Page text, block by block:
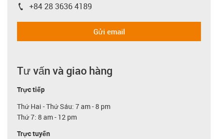
igus-icon-phone
+84 28 3636 4189
Gửi email
Tư vấn và giao hàng
Trực tiếp
Thứ Hai - Thứ Sáu: 7 am - 8 pm
Thứ 7: 8 am - 12 pm
Trực tuyến